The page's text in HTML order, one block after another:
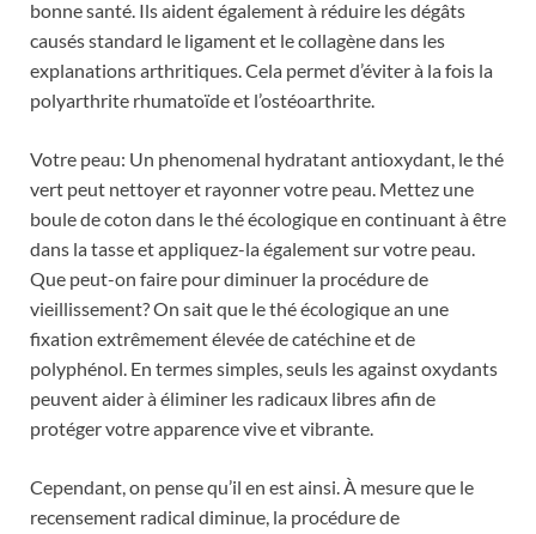
bonne santé. Ils aident également à réduire les dégâts
causés standard le ligament et le collagène dans les
explanations arthritiques. Cela permet d’éviter à la fois la
polyarthrite rhumatoïde et l’ostéoarthrite.
Votre peau: Un phenomenal hydratant antioxydant, le thé
vert peut nettoyer et rayonner votre peau. Mettez une
boule de coton dans le thé écologique en continuant à être
dans la tasse et appliquez-la également sur votre peau.
Que peut-on faire pour diminuer la procédure de
vieillissement? On sait que le thé écologique an une
fixation extrêmement élevée de catéchine et de
polyphénol. En termes simples, seuls les against oxydants
peuvent aider à éliminer les radicaux libres afin de
protéger votre apparence vive et vibrante.
Cependant, on pense qu’il en est ainsi. À mesure que le
recensement radical diminue, la procédure de